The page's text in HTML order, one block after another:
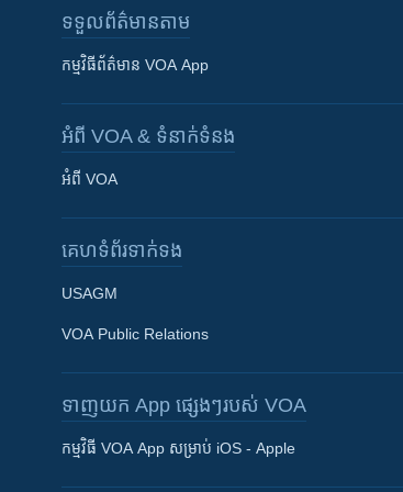
Khmer English
ទទួល​ព័ត៌មាន​តាម
កម្មវិធី​ព័ត៌មាន VOA App
អំពី​ VOA & ទំនាក់ទំនង
អំពី​ VOA
គេហទំព័រ​​ទាក់ទង
USAGM
VOA Public Relations
ទាញយក​ App ផ្សេងៗ​របស់​ VOA
កម្មវិធី​ VOA App សម្រាប់ iOS - Apple